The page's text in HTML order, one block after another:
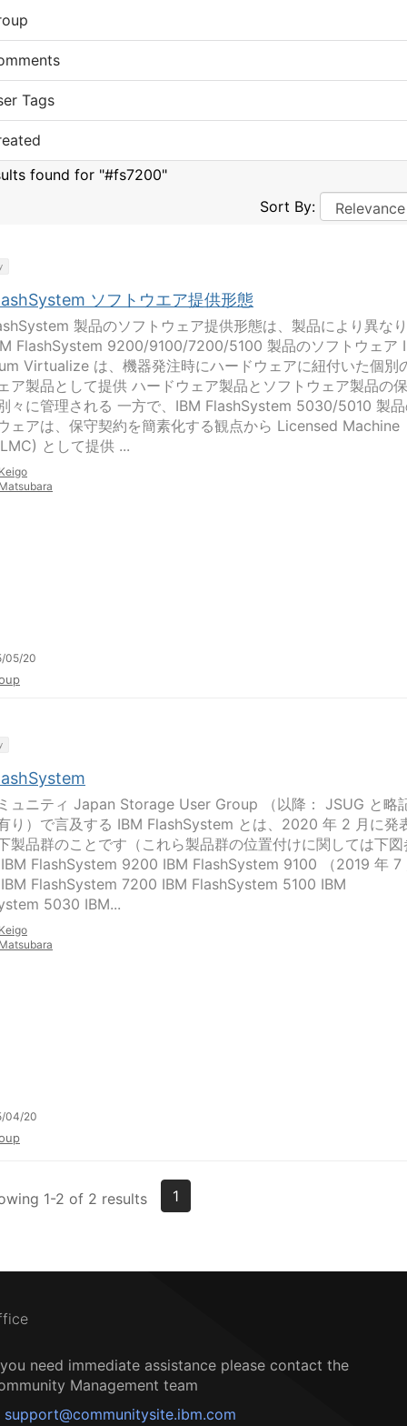
Tags
found for "#fs7200"
Sort By:
ソフトウエア提供形態
製品のソフトウェア提供形態は、製品により異な
FlashSystem 9200/9100/7200/5100 製品のソフトウェア
Virtualize は、機器発注時にハードウェアに紐付いた個別
ア製品として提供 ハードウェア製品とソフトウェア製品の
々に管理される 一方で、IBM FlashSystem 5030/5010 製
ェアは、保守契約を簡素化する観点から Licensed Machine
として提供 ...
05/20
ュニティ Japan Storage User Group （以降： JSUG と略
り）で言及する IBM FlashSystem とは、2020 年 2 月に発
製品群のことです（これら製品群の位置付けに関しては下図
FlashSystem 9200 IBM FlashSystem 9100 （2019 年 7
FlashSystem 7200 IBM FlashSystem 5100 IBM
5030 IBM...
04/20
1-2 of 2 results 1
need immediate assistance please contact the
Management team
support@communitysite.ibm.com